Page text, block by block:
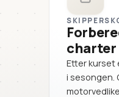
charter
Etter kurset
i sesongen.